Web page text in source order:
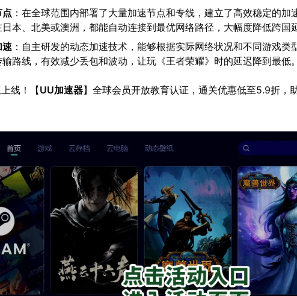
：在全球范围内部署了大量加速节点和专线，建立了高效稳定的加
本、北美或澳洲，都能自动连接到最优网络路径，大幅度降低跨国
：自主研发的动态加速技术，能够根据实际网络状况和不同游戏类
路线，有效减少丢包和波动，让玩《王者荣耀》时的延迟降到最低。
线！【UU加速器】全球会员开放教育认证，通关优惠低至5.9折，